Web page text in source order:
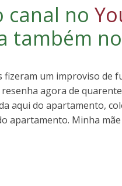
canal no
também no
um improviso de
agora de
aqui do apartamento,
apartamento. Minha mãe